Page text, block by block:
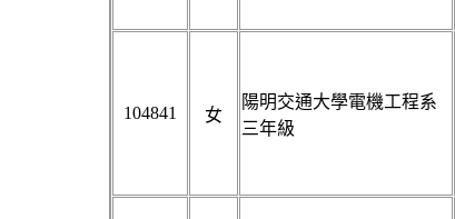
104841 女
陽明交通大學電機工程系
三年級